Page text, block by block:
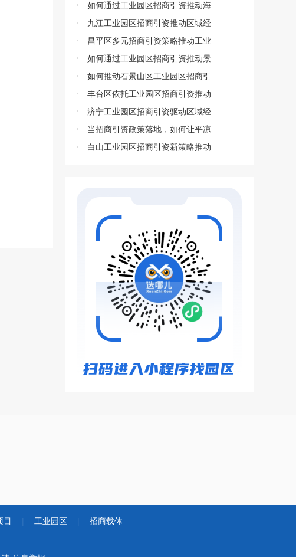
如何通过工业园区招商引资推动海
九江工业园区招商引资推动区域经
昌平区多元招商引资策略推动工业
如何通过工业园区招商引资推动景
如何推动石景山区工业园区招商引
丰台区依托工业园区招商引资推动
济宁工业园区招商引资驱动区域经
当招商引资政策落地，如何让平凉
白山工业园区招商引资新策略推动
目 工业园区 招商载体